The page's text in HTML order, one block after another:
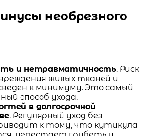
необрезного
и нетравматичность. Риск
живых тканей и
к минимуму. Это самый
способ ухода.
в долгосрочной
. Регулярный уход без
к тому, что кутикула